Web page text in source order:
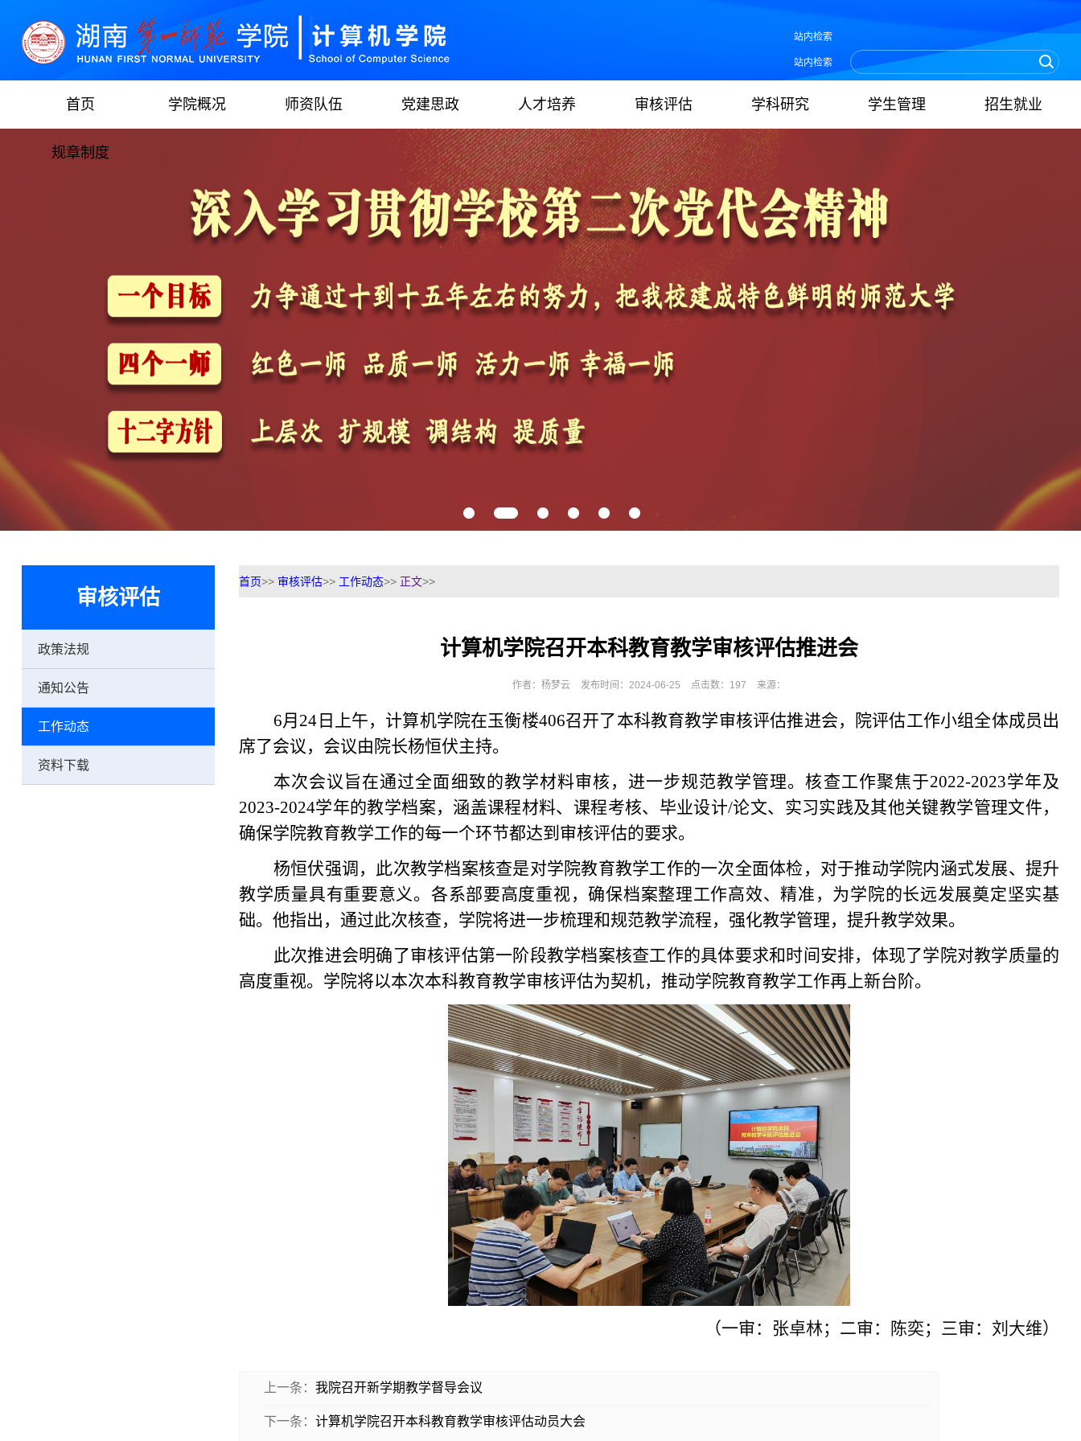
站内检索
站内检索
首页 学院概况 师资队伍 党建思政 人才培养 审核评估 学科研究 学生管理 招生就业
规章制度
审核评估
政策法规
通知公告
工作动态
资料下载
首页>> 审核评估>> 工作动态>> 正文>>
计算机学院召开本科教育教学审核评估推进会
作者：杨梦云 发布时间：2024-06-25 点击数： 197 来源：
6月24日上午，计算机学院在玉衡楼406召开了本科教育教学审核评估推进会， 院评估工作小组全体成员出
席了会议 ， 会议由院长杨恒伏主持。
本次会议旨在通过全面细致的教学材料审核，进一步规范教学管理。核查工作聚焦于2022-2023学年及
2023-2024学年的教学档案，涵盖课程材料、课程考核、毕业设计/论文、实习实践及其他关键教学管理文件，
确保学院教育教学工作的每一个环节都达到审核评估的要求。
杨恒伏强调 ，此次教学档案核查是对学院教育教学工作的一次全面体检，对于推动学院内涵式发展、提升
教学质量具有重要意义。各系部要高度重视，确保档案整理工作高效、精准，为学院的长远发展奠定坚实基
础。他指出 ，通过此次核查，学院将进一步梳理和规范教学流程，强化教学管理，提升教学效果。
此次推进会明确了审核评估第一阶段教学档案核查工作的具体要求和时间安排，体现了学院对教学质量的
高度重视。学院将以本次本科教育教学审核评估为契机，推动学院教育教学工作再上新台阶。
（一审：张卓林；二审：陈奕；三审：刘大维）
上一条： 我院召开新学期教学督导会议
下一条： 计算机学院召开本科教育教学审核评估动员大会